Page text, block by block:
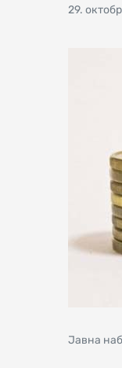
Posted
29.
Јавна